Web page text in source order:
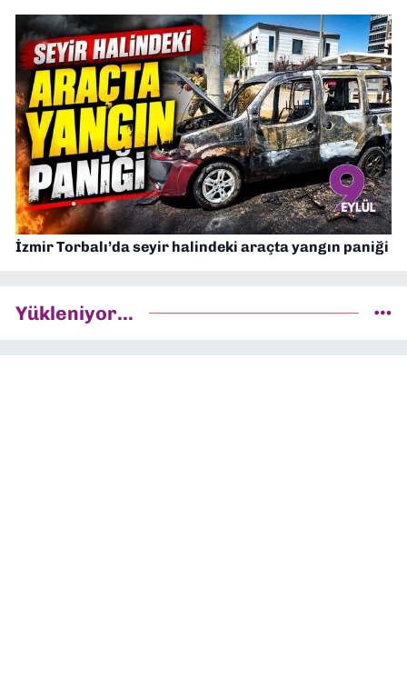
İzmir Torbalı’da seyir halindeki araçta yangın paniği
Yükleniyor...